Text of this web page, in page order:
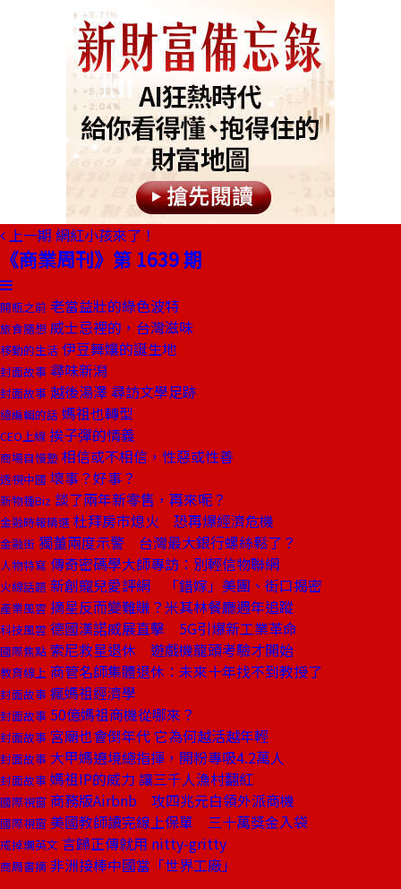
上一期 網紅小孩來了！
《商業周刊》第 1639 期
開瓶之前 老當益壯的綠色波特
旅食隨想 威士忌裡的，台灣滋味
移動的生活 伊豆舞孃的誕生地
封面故事 尋味新潟
封面故事 越後湯澤 尋訪文學足跡
總編輯的話 媽祖也轉型
CEO上線 挨子彈的情義
商場自慢塾 相信或不相信，性惡或性善
透視中國 壞事？好事？
新物種Biz 談了兩年新零售，再來呢？
金融時報精選 杜拜房市熄火 恐再爆經濟危機
金融街 獨董兩度示警 台灣最大銀行螺絲鬆了？
人物特寫 傳奇密碼學大師專訪：別輕信物聯網
火線話題 新創寵兒愛評網 「錯嫁」美團、街口揭密
產業風雲 摘星反而變難賺？米其林餐廳週年追蹤
科技風雲 德國漢諾威展直擊 5G引爆新工業革命
國際焦點 索尼救星退休 遊戲機龍頭考驗才開始
教育線上 商管名師集體退休：未來十年找不到教授了
封面故事 瘋媽祖經濟學
封面故事 50億媽祖商機從哪來？
封面故事 宮廟也會倒年代 它為何越活越年輕
封面故事 大甲媽遶境總指揮，開粉專吸4.2萬人
封面故事 媽祖IP的威力 讓三千人漁村翻紅
國際視窗 商務版Airbnb 攻四兆元白領外派商機
國際視窗 美國教師讀完線上保單 三十萬獎金入袋
戒掉爛英文 言歸正傳就用 nitty-gritty
商周書摘 非洲接棒中國當「世界工廠」